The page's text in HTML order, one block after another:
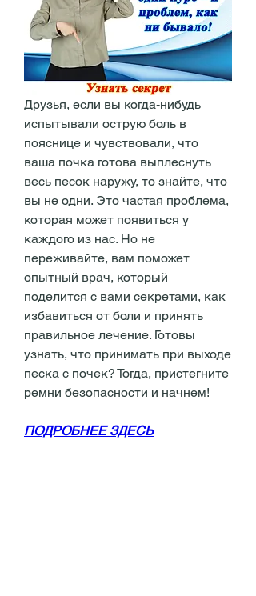
Друзья, если вы когда-нибудь
испытывали острую боль в
пояснице и чувствовали, что
ваша почка готова выплеснуть
весь песок наружу, то знайте, что
вы не одни. Это частая проблема,
которая может появиться у
каждого из нас. Но не
переживайте, вам поможет
опытный врач, который
поделится с вами секретами, как
избавиться от боли и принять
правильное лечение. Готовы
узнать, что принимать при выходе
песка с почек? Тогда, пристегните
ремни безопасности и начнем!
ПОДРОБНЕЕ ЗДЕСЬ